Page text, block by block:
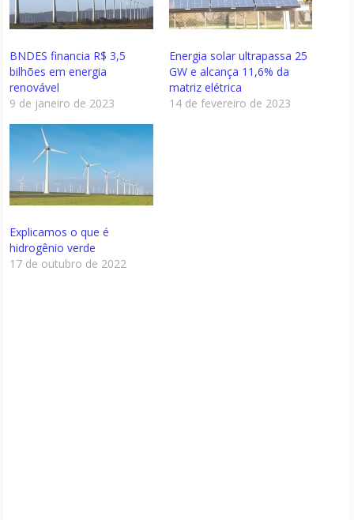
BNDES financia R$ 3,5
bilhões em energia
renovável
9 de janeiro de 2023
Energia solar ultrapassa 25
GW e alcança 11,6% da
matriz elétrica
14 de fevereiro de 2023
Explicamos o que é
hidrogênio verde
17 de outubro de 2022